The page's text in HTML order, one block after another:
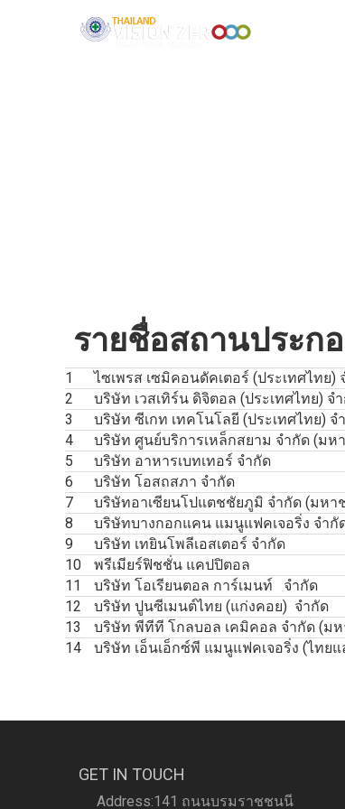
รายชื่อสถานประก
1 ไซเพรส เซมิคอนดัคเตอร์ (ประเทศไทย)
2
บริษัท เวสเทิร์น ดิจิตอล (ประเทศไทย) จํ
3
บริษัท ซีเกท เทคโนโลยี (ประเทศไทย) จํ
4
บริษัท ศูนย์บริการเหล็กสยาม จํากัด (มห
5
บริษัท อาหารเบทเทอร์ จํากัด
6
บริษัท โอสถสภา จำกัด
7
บริษัทอาเซียนโปแตชชัยภูมิ จำกัด (มหา
8
บริษัทบางกอกแคน แมนูแฟคเจอริ่ง จำกั
9
บริษัท เทยินโพลีเอสเตอร์ จํากัด
10
พรีเมียร์ฟิชชั่น แคปปิตอล
11
บริษัท โอเรียนตอล การ์เมนท์ จำกัด
12
บริษัท ปูนซีเมนต์ไทย (แก่งคอย) จำกัด
13
บริษัท พีทีที โกลบอล เคมิคอล จำกัด (ม
14
บริษัท เอ็นเอ็กซ์พี แมนูแฟคเจอริ่ง (ไทย
GET IN TOUCH
Address:141 ถนนบรมราชชนนี